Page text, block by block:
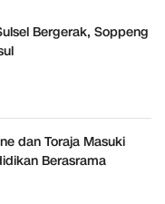
Bergerak, Soppeng
dan Toraja Masuki
Berasrama